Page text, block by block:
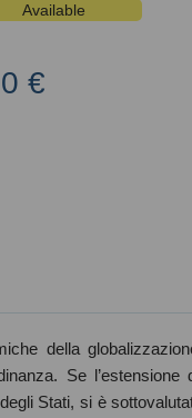
Available
€
della
Se
Stati, si è